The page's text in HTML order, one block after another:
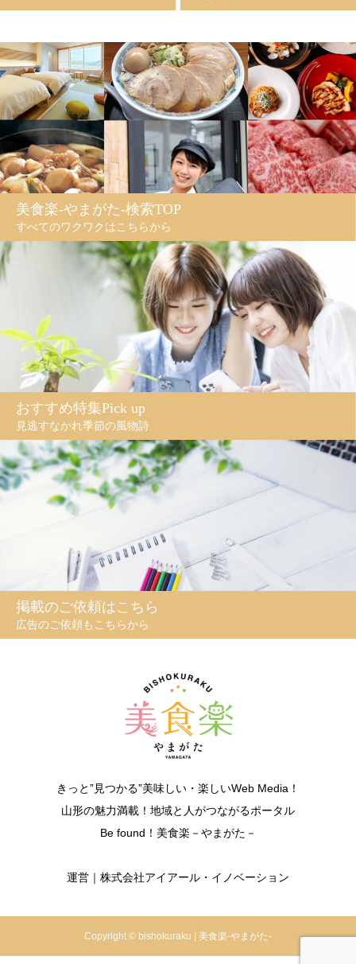
美食楽-やまがた-検索TOP
すべてのワクワクはこちらから
おすすめ特集Pick up
見逃すなかれ季節の風物詩
掲載のご依頼はこちら
広告のご依頼もこちらから
きっと”見つかる”美味しい・楽しいWeb Media！
山形の魅力満載！地域と人がつながるポータル
Be found！美食楽－やまがた－
運営｜株式会社アイアール・イノベーション
Copyright © bishokuraku | 美食楽-やまがた-